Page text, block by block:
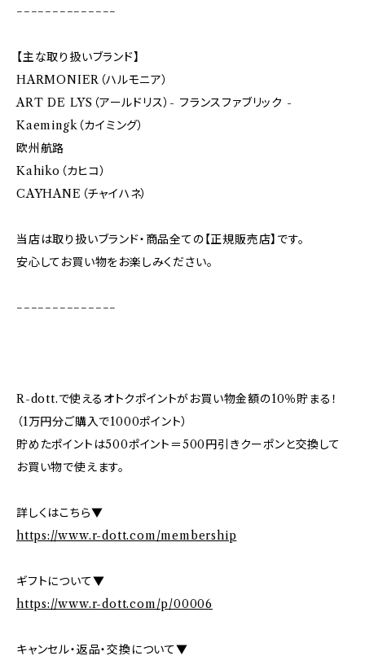
−−−−−−−−−−−−−−
【主な取り扱いブランド】
HARMONIER（ハルモニア）
ART DE LYS（アールドリス）- フランスファブリック -
Kaemingk（カイミング）
欧州航路
Kahiko（カヒコ）
CAYHANE（チャイハネ）
当店は取り扱いブランド・商品全ての【正規販売店】です。
安心してお買い物をお楽しみください。
−−−−−−−−−−−−−−
R-dott.で使えるオトクポイントがお買い物金額の10％貯まる！
（1万円分ご購入で1000ポイント）
貯めたポイントは500ポイント＝500円引きクーポンと交換して
お買い物で使えます。
詳しくはこちら▼
https://www.r-dott.com/membership
ギフトについて▼
https://www.r-dott.com/p/00006
キャンセル・返品・交換について▼